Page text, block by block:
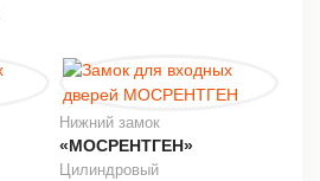
Нижний замок
«МОСРЕНТГЕН»
Цилиндровый